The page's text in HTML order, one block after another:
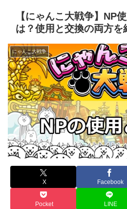
【にゃんこ大戦争】NP
は？使用と交換の両方を
にゃんこ大戦争
X Facebook
Pocket LINE